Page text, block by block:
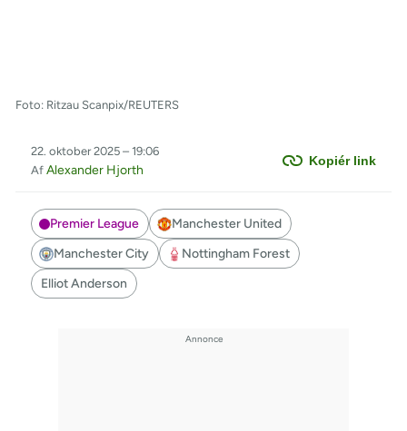
Foto: Ritzau Scanpix/REUTERS
Kopiér link
22. oktober 2025 – 19:06
Af Alexander Hjorth
Premier League
Manchester United
Manchester City
Nottingham Forest
Elliot Anderson